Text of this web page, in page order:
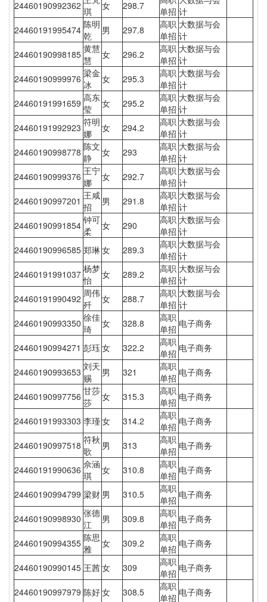
24460190992362 琪
女 298.7
单招 计
24460191995474 陈明
乾
男 297.8
高职
单招
大数据与会
计
24460190998185 黄慧
慧
女 296.2
高职
单招
大数据与会
计
24460190999976 梁金
冰
女 295.3
高职
单招
大数据与会
计
24460191991659 高东
莹
女 295.2
高职
单招
大数据与会
计
24460191992923 符明
娜
女 294.2
高职
单招
大数据与会
计
24460190998778 陈文
静
女 293
高职
单招
大数据与会
计
24460190999376 王宁
娜
女 292.7
高职
单招
大数据与会
计
24460190997201 王咸
招
男 291.8
高职
单招
大数据与会
计
24460190991854 钟可
柔
女 290
高职
单招
大数据与会
计
24460190996585 郑琳 女 289.3
高职
单招
大数据与会
计
24460191991037 杨梦
怡
女 289.2
高职
单招
大数据与会
计
24460191990492 周伟
歼
女 288.7
高职
单招
大数据与会
计
24460190993350 徐佳
琦
女 328.8
高职
单招 电子商务
24460190994271 彭珏 女 322.2
高职
单招 电子商务
24460190993653 刘天
赐
男 321
高职
单招 电子商务
24460190997756 甘莎
莎
女 315.3
高职
单招 电子商务
24460191993303 李瑾女 314.2
高职
单招 电子商务
24460190997518 符秋
歌
男 313
高职
单招 电子商务
24460191990636 佘涵
琪
女 310.8
高职
单招 电子商务
24460190994799 梁财 男 310.5
高职
单招 电子商务
24460190998930 张德
江
男 309.8
高职
单招 电子商务
24460190994355 陈思
雅
女 309.2
高职
单招 电子商务
24460190990145 王茜女 309
高职
单招 电子商务
24460190997979 陈好女 308.5
高职
单招 电子商务